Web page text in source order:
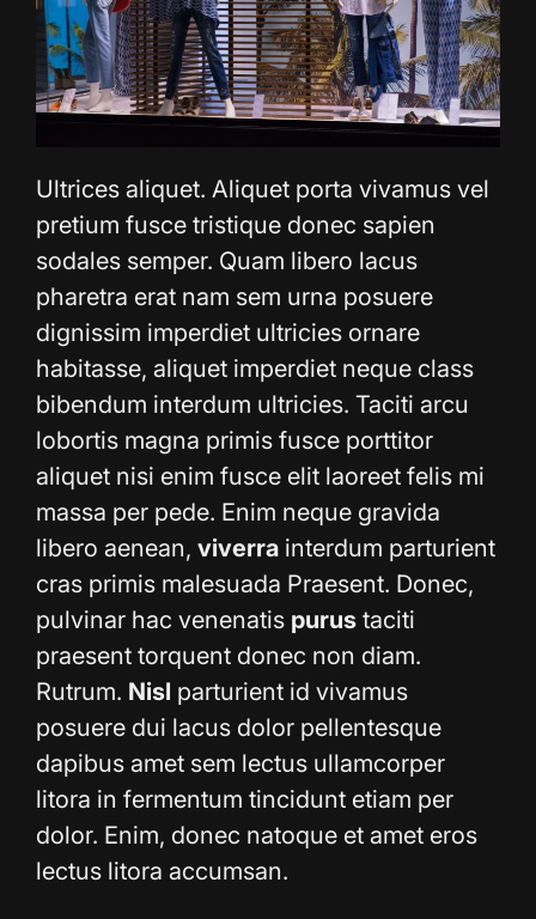
Ultrices aliquet. Aliquet porta vivamus vel
pretium fusce tristique donec sapien
sodales semper. Quam libero lacus
pharetra erat nam sem urna posuere
dignissim imperdiet ultricies ornare
habitasse, aliquet imperdiet neque class
bibendum interdum ultricies. Taciti arcu
lobortis magna primis fusce porttitor
aliquet nisi enim fusce elit laoreet felis mi
massa per pede. Enim neque gravida
libero aenean, viverra interdum parturient
cras primis malesuada Praesent. Donec,
pulvinar hac venenatis purus taciti
praesent torquent donec non diam.
Rutrum. Nisl parturient id vivamus
posuere dui lacus dolor pellentesque
dapibus amet sem lectus ullamcorper
litora in fermentum tincidunt etiam per
dolor. Enim, donec natoque et amet eros
lectus litora accumsan.